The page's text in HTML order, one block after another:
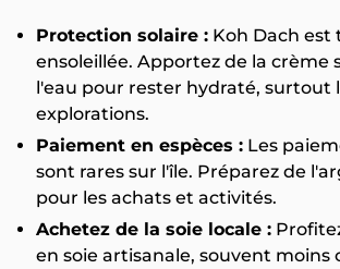
Protection solaire : Koh Dach est
ensoleillée. Apportez de la crème
l'eau pour rester hydraté, surtout
explorations.
Paiement en espèces : Les
sont rares sur l'île. Préparez de
pour les achats et activités.
Achetez de la soie locale :
en soie artisanale, souvent moins